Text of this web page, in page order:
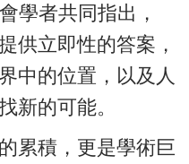
學者共同指出，
供立即性的答案，
中的位置，以及人
新的可能。
累積，更是學術巨